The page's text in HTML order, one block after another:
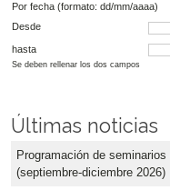
Por fecha (formato: dd/mm/aaaa)
Desde
hasta
Se deben rellenar los dos campos
Últimas noticias
Programación de
(septiembre-diciembre 2026)